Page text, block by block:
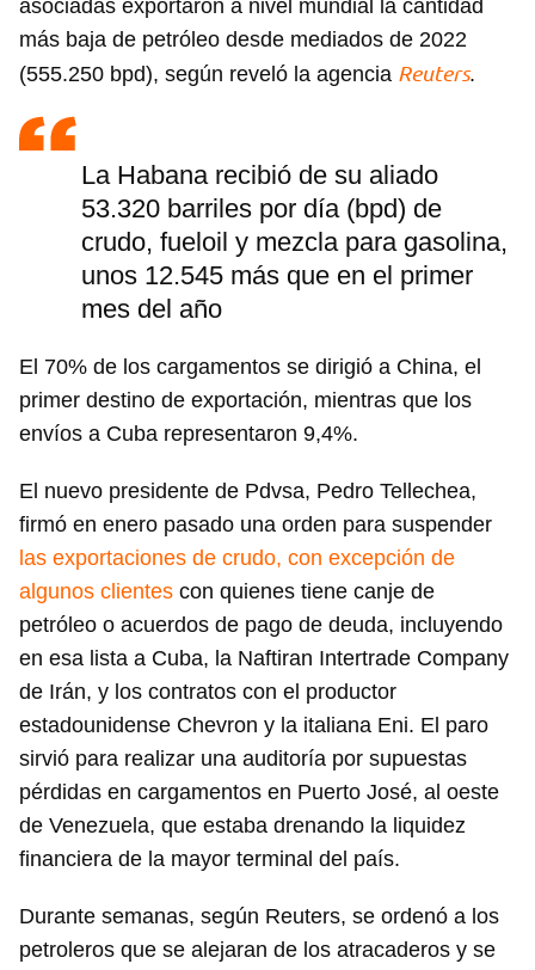
asociadas exportaron a nivel mundial la cantidad
más baja de petróleo desde mediados de 2022
(555.250 bpd), según reveló la agencia Reuters.
La Habana recibió de su aliado
53.320 barriles por día (bpd) de
crudo, fueloil y mezcla para gasolina,
unos 12.545 más que en el primer
mes del año
El 70% de los cargamentos se dirigió a China, el
primer destino de exportación, mientras que los
envíos a Cuba representaron 9,4%.
El nuevo presidente de Pdvsa, Pedro Tellechea,
firmó en enero pasado una orden para suspender
las exportaciones de crudo, con excepción de
algunos clientes con quienes tiene canje de
petróleo o acuerdos de pago de deuda, incluyendo
en esa lista a Cuba, la Naftiran Intertrade Company
de Irán, y los contratos con el productor
estadounidense Chevron y la italiana Eni. El paro
sirvió para realizar una auditoría por supuestas
pérdidas en cargamentos en Puerto José, al oeste
de Venezuela, que estaba drenando la liquidez
financiera de la mayor terminal del país.
Durante semanas, según Reuters, se ordenó a los
petroleros que se alejaran de los atracaderos y se